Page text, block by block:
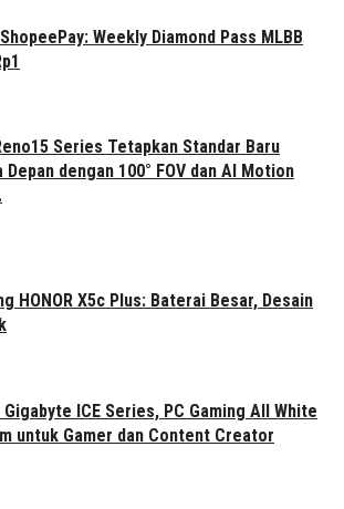
Weekly Diamond Pass MLBB
Series Tetapkan Standar Baru
Depan dengan 100° FOV dan AI Motion
HONOR X5c Plus: Baterai Besar, Desain
Gigabyte ICE Series, PC Gaming All White
untuk Gamer dan Content Creator